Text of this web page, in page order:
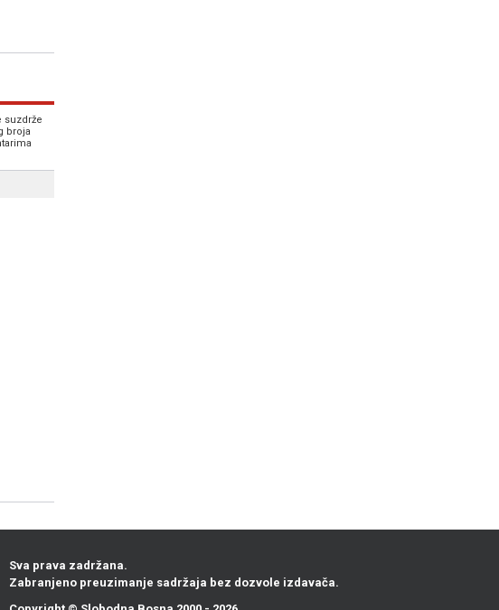
suzdrže
broja
Sva prava zadržana.
Zabranjeno preuzimanje sadržaja bez dozvole izdavača.